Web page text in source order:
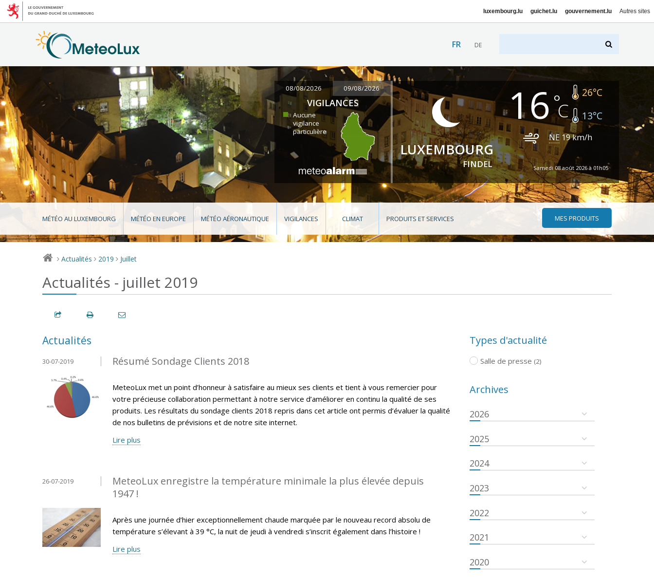
luxembourg.lu guichet.lu gouvernement.lu Autres sites
FR DE
08/08/2026 09/08/2026
VIGILANCES
Aucune
vigilance
particulière
LUXEMBOURG
FINDEL
16 26°C
13°C
NE 19km/h
Samedi 08 août 2026 à 01h05
MÉTÉO AU LUXEMBOURG MÉTÉO EN EUROPE MÉTÉO AÉRONAUTIQUE VIGILANCES CLIMAT PRODUITS ET SERVICES MES PRODUITS
> Actualités > 2019 > Juillet
Actualités - juillet 2019
Actualités
Résumé Sondage Clients 2018
30-07-2019
MeteoLux met un point d’honneur à satisfaire au mieux ses clients et tient à vous remercier pour
votre précieuse collaboration permettant à notre service d’améliorer en continu la qualité de ses
produits. Les résultats du sondage clients 2018 repris dans cet article ont permis d’évaluer la qualité
de nos bulletins de prévisions et de notre site internet.
Lire plus
MeteoLux enregistre la température minimale la plus élevée depuis
1947 !
26-07-2019
Après une journée d’hier exceptionnellement chaude marquée par le nouveau record absolu de
température s’élevant à 39 °C, la nuit de jeudi à vendredi s’inscrit également dans l’histoire !
Lire plus
Types d'actualité
Salle de presse (2)
Archives
2026
2025
2024
2023
2022
2021
2020